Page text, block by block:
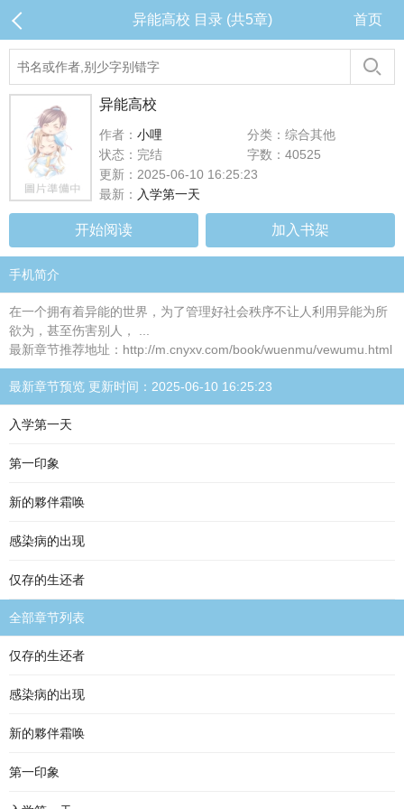
异能高校 目录 (共5章) 首页
异能高校
作者： 小哩
分类：综合其他
状态：完结
字数：40525
更新：2025-06-10 16:25:23
最新： 入学第一天
开始阅读 加入书架
手机简介
在一个拥有着异能的世界，为了管理好社会秩序不让人利用异能为所
欲为，甚至伤害别人， ...
最新章节推荐地址：http://m.cnyxv.com/book/wuenmu/vewumu.html
最新章节预览 更新时间：2025-06-10 16:25:23
入学第一天
第一印象
新的夥伴霜唤
感染病的出现
仅存的生还者
全部章节列表
仅存的生还者
感染病的出现
新的夥伴霜唤
第一印象